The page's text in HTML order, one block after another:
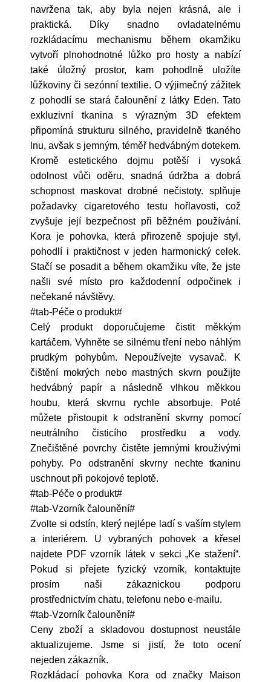
navržena tak, aby byla nejen krásná, ale i
praktická. Díky snadno ovladatelnému
rozkládacímu mechanismu během okamžiku
vytvoří plnohodnotné lůžko pro hosty a nabízí
také úložný prostor, kam pohodlně uložíte
lůžkoviny či sezónní textilie. O výjimečný zážitek
z pohodlí se stará čalounění z látky Eden. Tato
exkluzivní tkanina s výrazným 3D efektem
připomíná strukturu silného, pravidelně tkaného
lnu, avšak s jemným, téměř hedvábným dotekem.
Kromě estetického dojmu potěší i vysoká
odolnost vůči oděru, snadná údržba a dobrá
schopnost maskovat drobné nečistoty. splňuje
požadavky cigaretového testu hořlavosti, což
zvyšuje její bezpečnost při běžném používání.
Kora je pohovka, která přirozeně spojuje styl,
pohodlí i praktičnost v jeden harmonický celek.
Stačí se posadit a během okamžiku víte, že jste
našli své místo pro každodenní odpočinek i
nečekané návštěvy.
#tab-Péče o produkt#
Celý produkt doporučujeme čistit měkkým
kartáčem. Vyhněte se silnému tření nebo náhlým
prudkým pohybům. Nepoužívejte vysavač. K
čištění mokrých nebo mastných skvrn použijte
hedvábný papír a následně vlhkou měkkou
houbu, která skvrnu rychle absorbuje. Poté
můžete přistoupit k odstranění skvrny pomocí
neutrálního čisticího prostředku a vody.
Znečištěné povrchy čistěte jemnými krouživými
pohyby. Po odstranění skvrny nechte tkaninu
uschnout při pokojové teplotě.
#tab-Péče o produkt#
#tab-Vzorník čalounění#
Zvolte si odstín, který nejlépe ladí s vaším stylem
a interiérem. U vybraných pohovek a křesel
najdete PDF vzorník látek v sekci „Ke stažení“.
Pokud si přejete fyzický vzorník, kontaktujte
prosím naši zákaznickou podporu
prostřednictvím chatu, telefonu nebo e-mailu.
#tab-Vzorník čalounění#
Ceny zboží a skladovou dostupnost neustále
aktualizujeme. Jsme si jistí, že toto ocení
nejeden zákazník.
Rozkládací pohovka Kora od značky Maison